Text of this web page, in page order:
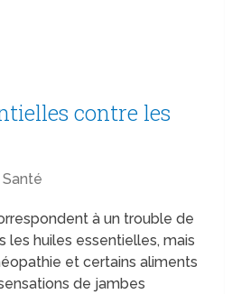
contre les
Santé
à un trouble de
les huiles essentielles, mais
et certains aliments
de jambes